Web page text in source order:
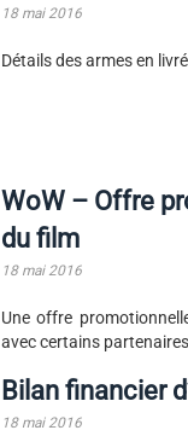
18 mai 2016
Détails des armes en
WoW – Offre
du film
18 mai 2016
Une offre
avec certains
Bilan financier
18 mai 2016